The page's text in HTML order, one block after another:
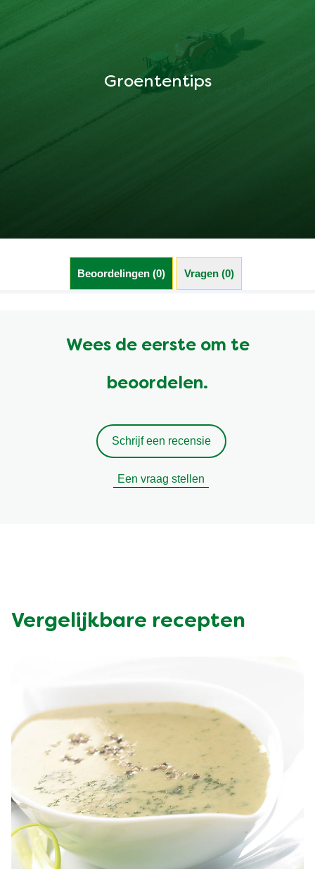
Groententips
Beoordelingen (0) Vragen (0)
Wees de eerste om te
beoordelen.
Schrijf een recensie
Een vraag stellen
Vergelijkbare recepten